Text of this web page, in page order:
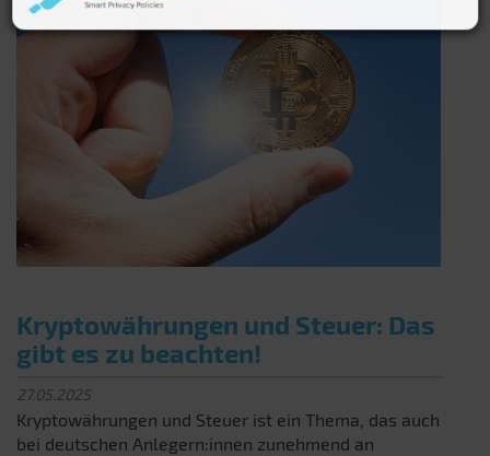
Kryptowährungen und Steuer: Das
gibt es zu beachten!
27.05.2025
Kryptowährungen und Steuer ist ein Thema, das auch
bei deutschen Anlegern:innen zunehmend an